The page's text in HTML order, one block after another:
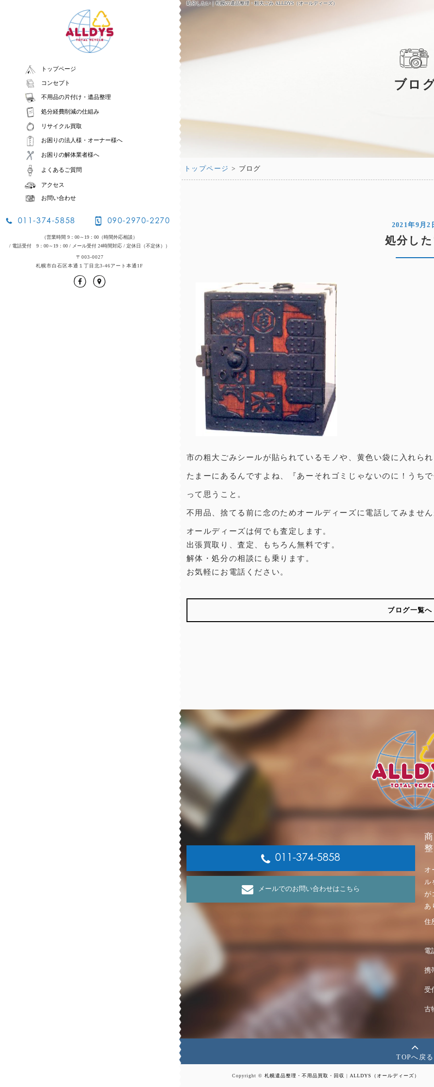
処分したい｜札幌の遺品整理・粗大ごみ ALLDYS（オールディーズ）
トップページ
コンセプト
不用品の片付け・遺品整理
処分経費削減の仕組み
リサイクル買取
お困りの法人様・オーナー様へ
お困りの解体業者様へ
よくあるご質問
アクセス
お問い合わせ
011-374-5858 090-2970-2270
（営業時間 9：00～19：00（時間外応相談）
/ 電話受付 9：00～19：00 / メール受付 24時間対応 / 定休日（不定休））
〒003-0027
札幌市白石区本通１丁目北3-46アート本通1F
ブロ
トップページ > ブログ
2021年9月2
処分し
市の粗大ごみシールが貼られているモノや、黄色い袋に入れら
たまーにあるんですよね、 『あーそれゴミじゃないのに！うち
って思うこと。
不用品、捨てる前に念のためオールディーズに電話してみませ
オールディーズは何でも査定します。
出張買取り、査定、もちろん無料です。
解体・処分の相談にも乗ります。
お気軽にお電話ください。
ブログ一覧
011-374-5858
メールでのお問い合わせはこちら
オ
ル
が
あ
住
電
携
受
古
TOPへ戻る
Copyright © 札幌遺品整理・不用品買取・回収 | ALLDYS（オールディーズ）